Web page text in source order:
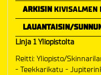
ARKISIN KIVISALMEN
LAUANTAISIN/
Linja 1 Yliopistolta
Reitti: Yliopisto/
- Teekkarikatu -